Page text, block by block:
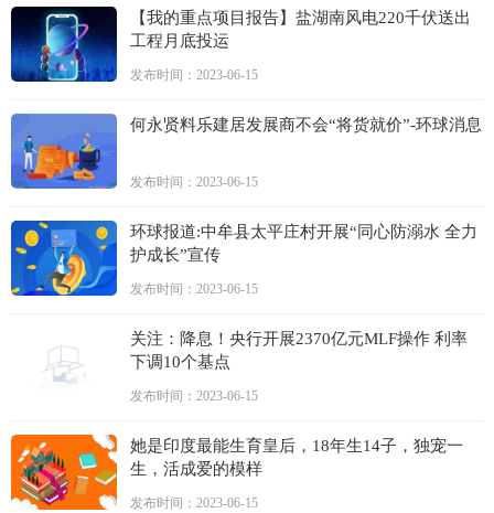
【我的重点项目报告】盐湖南风电220千伏送出
工程月底投运
发布时间：2023-06-15
何永贤料乐建居发展商不会“将货就价”-环球消息
发布时间：2023-06-15
环球报道:中牟县太平庄村开展“同心防溺水 全力
护成长”宣传
发布时间：2023-06-15
关注：降息！央行开展2370亿元MLF操作 利率
下调10个基点
发布时间：2023-06-15
她是印度最能生育皇后，18年生14子，独宠一
生，活成爱的模样
发布时间：2023-06-15